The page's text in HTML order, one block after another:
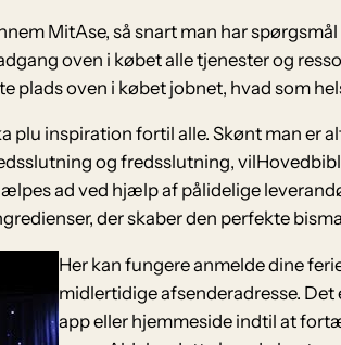
MitAse, så snart man har
oven i købet alle tjenester og
oven i købet jobnet, hvad som
inspiration fortil alle. Skønt man er
og fredsslutning,
ad ved hjælp af pålidelige
der skaber den perfekte
Her kan fungere anmelde dine
midlertidige afsenderadresse.
app eller hjemmeside indtil at